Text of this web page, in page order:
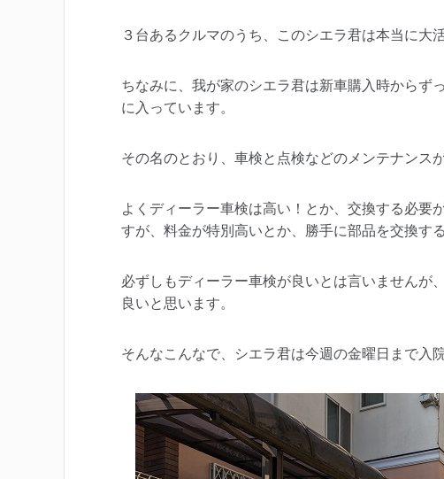
３台あるクルマのうち、このシエラ君は本当に大
ちなみに、我が家のシエラ君は新車購入時からず
に入っています。
その名のとおり、車検と点検などのメンテナンス
よくディーラー車検は高い！とか、交換する必要
すが、料金が特別高いとか、勝手に部品を交換す
必ずしもディーラー車検が良いとは言いませんが
良いと思います。
そんなこんなで、シエラ君は今週の金曜日まで入院